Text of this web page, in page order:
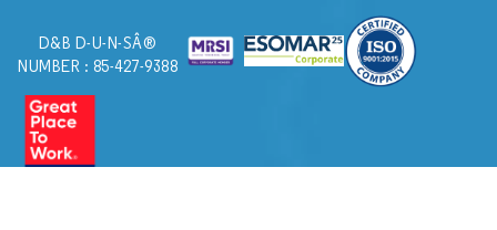
D&B D-U-N-SÂ®
NUMBER : 85-427-9388